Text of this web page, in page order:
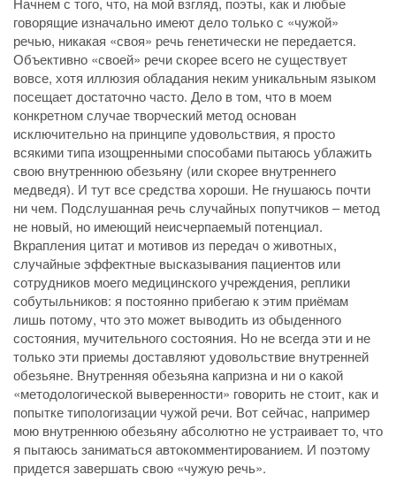
говорящие изначально имеют дело только с «чужой»
речью, никакая «своя» речь генетически не передается.
Объективно «своей» речи скорее всего не существует
вовсе, хотя иллюзия обладания неким уникальным языком
посещает достаточно часто. Дело в том, что в моем
конкретном случае творческий метод основан
исключительно на принципе удовольствия, я просто
всякими типа изощренными способами пытаюсь ублажить
свою внутреннюю обезьяну (или скорее внутреннего
медведя). И тут все средства хороши. Не гнушаюсь почти
ни чем. Подслушанная речь случайных попутчиков – метод
не новый, но имеющий неисчерпаемый потенциал.
Вкрапления цитат и мотивов из передач о животных,
случайные эффектные высказывания пациентов или
сотрудников моего медицинского учреждения, реплики
собутыльников: я постоянно прибегаю к этим приёмам
лишь потому, что это может выводить из обыденного
состояния, мучительного состояния. Но не всегда эти и не
только эти приемы доставляют удовольствие внутренней
обезьяне. Внутренняя обезьяна капризна и ни о какой
«методологической выверенности» говорить не стоит, как и
попытке типологизации чужой речи. Вот сейчас, например
мою внутреннюю обезьяну абсолютно не устраивает то, что
я пытаюсь заниматься автокомментированием. И поэтому
придется завершать свою «чужую речь».